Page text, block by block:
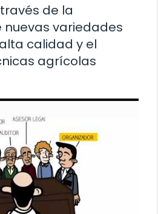
de la
variedades
calidad y el
agrícolas